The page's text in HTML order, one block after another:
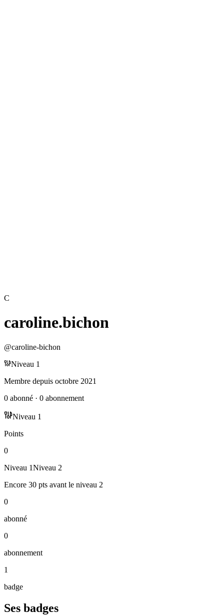
C
caroline.bichon
@caroline-bichon
Niveau 1
Membre depuis octobre 2021
0 abonné · 0 abonnement
Niveau 1
Points
0
Niveau 1Niveau 2
Encore 30 pts avant le niveau 2
0
abonné
0
abonnement
1
badge
Ses badges